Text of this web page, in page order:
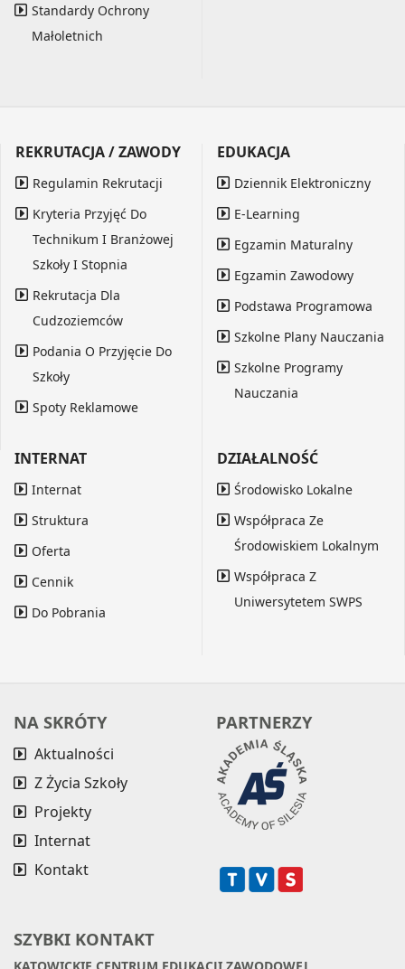
Standardy Ochrony
Małoletnich
REKRUTACJA / ZAWODY
Regulamin Rekrutacji
Kryteria Przyjęć Do
Technikum I Branżowej
Szkoły I Stopnia
Rekrutacja Dla
Cudzoziemców
Podania O Przyjęcie Do
Szkoły
Spoty Reklamowe
EDUKACJA
Dziennik Elektroniczny
E-Learning
Egzamin Maturalny
Egzamin Zawodowy
Podstawa Programowa
Szkolne Plany Nauczania
Szkolne Programy
Nauczania
INTERNAT
Internat
Struktura
Oferta
Cennik
Do Pobrania
DZIAŁALNOŚĆ
Środowisko Lokalne
Współpraca Ze
Środowiskiem Lokalnym
Współpraca Z
Uniwersytetem SWPS
NA SKRÓTY
Aktualności
Z Życia Szkoły
Projekty
Internat
Kontakt
PARTNERZY
SZYBKI KONTAKT